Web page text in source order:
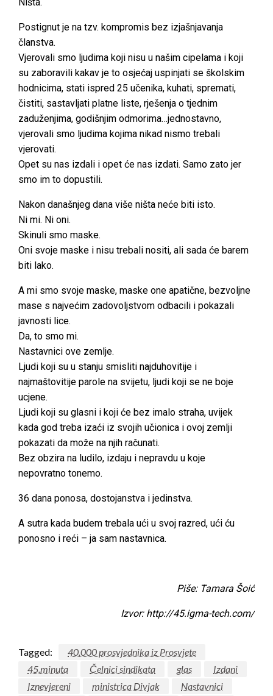
Postignut je na tzv. kompromis bez izjašnjavanja
članstva.
Vjerovali smo ljudima koji nisu u našim cipelama i koji
su zaboravili kakav je to osjećaj uspinjati se školskim
hodnicima, stati ispred 25 učenika, kuhati, spremati,
čistiti, sastavljati platne liste, rješenja o tjednim
zaduženjima, godišnjim odmorima…jednostavno,
vjerovali smo ljudima kojima nikad nismo trebali
vjerovati.
Opet su nas izdali i opet će nas izdati. Samo zato jer
smo im to dopustili.
Nakon današnjeg dana više ništa neće biti isto.
Ni mi. Ni oni.
Skinuli smo maske.
Oni svoje maske i nisu trebali nositi, ali sada će barem
biti lako.
A mi smo svoje maske, maske one apatične, bezvoljne
mase s najvećim zadovoljstvom odbacili i pokazali
javnosti lice.
Da, to smo mi.
Nastavnici ove zemlje.
Ljudi koji su u stanju smisliti najduhovitije i
najmaštovitije parole na svijetu, ljudi koji se ne boje
ucjene.
Ljudi koji su glasni i koji će bez imalo straha, uvijek
kada god treba izaći iz svojih učionica i ovoj zemlji
pokazati da može na njih računati.
Bez obzira na ludilo, izdaju i nepravdu u koje
nepovratno tonemo.
36 dana ponosa, dostojanstva i jedinstva.
A sutra kada budem trebala ući u svoj razred, ući ću
ponosno i reći – ja sam nastavnica.
Piše: Tamara Šoić
Izvor: http://45.igma-tech.com/
Tagged:
40.000 prosvjednika iz Prosvjete
45.minuta
Čelnici sindikata glas
Izdani
Iznevjereni
ministrica Divjak
Nastavnici